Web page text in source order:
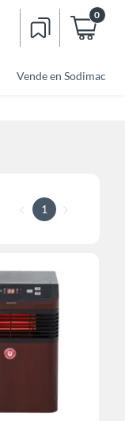
0
Vende en Sodimac
1